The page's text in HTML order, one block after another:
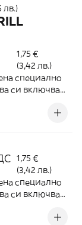
и
лв.)
1,75 €
(3,42 лв.)
специално
си включва
1,75 €
(3,42 лв.)
специално
си включва